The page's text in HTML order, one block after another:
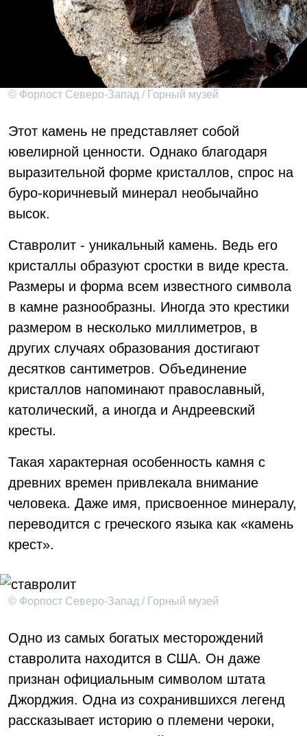
© Форпост Северо-Запад / Горный музей
Этот камень не представляет собой
ювелирной ценности. Однако благодаря
выразительной форме кристаллов, спрос на
буро-коричневый минерал необычайно
высок.
Ставролит - уникальный камень. Ведь его
кристаллы образуют сростки в виде креста.
Размеры и форма всем известного символа
в камне разнообразны. Иногда это крестики
размером в несколько миллиметров, в
других случаях образования достигают
десятков сантиметров. Объединение
кристаллов напоминают православный,
католический, а иногда и Андреевский
кресты.
Такая характерная особенность камня с
древних времен привлекала внимание
человека. Даже имя, присвоенное минералу,
переводится с греческого языка как «камень
крест».
© Форпост Северо-Запад / Горный музей
Одно из самых богатых месторождений
ставролита находится в США. Он даже
признан официальным символом штата
Джорджия. Одна из сохранившихся легенд
рассказывает историю о племени чероки,